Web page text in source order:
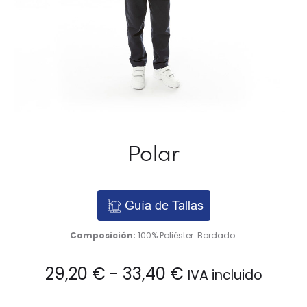
Polar
Guía de Tallas
Composición: 100% Poliéster. Bordado.
29,20 € - 33,40 €Rango
IVA incluido